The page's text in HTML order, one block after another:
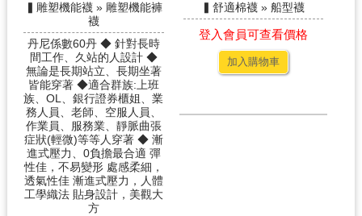
▍雕塑機能襪 » 雕塑機能褲
襪
丹尼係數60丹 ◆ 針對長時
間工作、久站的人設計 ◆
無論是長期站立、長期坐著
皆能穿著 ◆適合群族:上班
族、OL、銀行證券櫃姐、業
務人員、老師、空服人員、
作業員、服務業、靜脈曲張
症狀(輕微)等等人穿著 ◆ 漸
進式壓力、0負擔最合適 彈
性佳，不易變形 處感柔細，
透氣性佳 漸進式壓力，人體
工學織法 貼身設計，美觀大
方
▍舒適棉襪 » 船型襪
登入會員可查看價格
加入購物車